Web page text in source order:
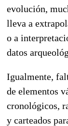
evolución,
lleva a
o a
datos
Igualmente,
de elementos
cronológicos,
y carteados